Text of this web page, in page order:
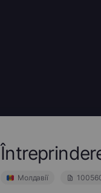
Молдавії